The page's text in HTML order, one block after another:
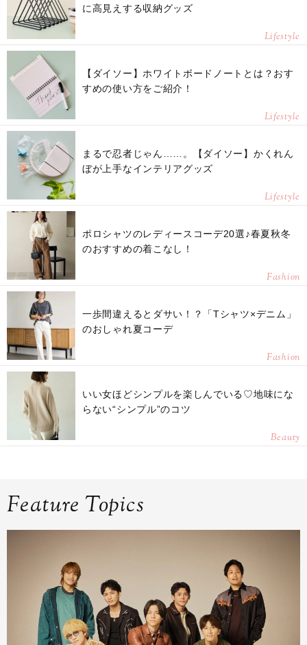
に高見えする収納グッズ
Lifestyle
【ダイソー】ホワイトボードノートとは？おす
すめの使い方をご紹介！
Lifestyle
まるで忍者じゃん……。【ダイソー】かくれん
ぼが上手なインテリアグッズ
Lifestyle
ポロシャツのレディースコーデ20選♪春夏秋冬
のおすすめの着こなし！
Fashion
一歩間違えるとダサい！？「Tシャツ×デニム」
のおしゃれ夏コーデ
Fashion
いい女ほどシンプルを楽しんでいる♡地味にな
らない“シンプル”のコツ
Beauty
Feature Topics